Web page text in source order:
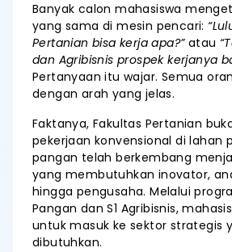
Banyak calon mahasiswa
yang sama di mesin pencari:
Pertanian bisa kerja apa?”atau
dan Agribisnis prospek kerjanya
Pertanyaan itu wajar. Semua
dengan arah yang jelas.
Faktanya, Fakultas Pertanian
pekerjaan konvensional di lahan
pangan telah berkembang
yang membutuhkan inovator,
hingga pengusaha. Melalui
Pangan dan S1 Agribisnis,
untuk masuk ke sektor strategis
dibutuhkan.